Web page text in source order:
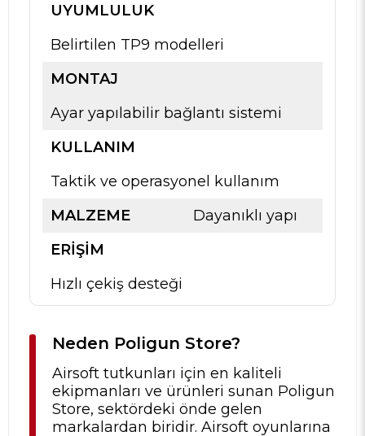
UYUMLULUK
Belirtilen TP9 modelleri
MONTAJ
Ayar yapılabilir bağlantı sistemi
KULLANIM
Taktik ve operasyonel kullanım
MALZEME
Dayanıklı yapı
ERIŞIM
Hızlı çekiş desteği
Neden Poligun Store?
Airsoft tutkunları için en kaliteli
ekipmanları ve ürünleri sunan Poligun
Store, sektördeki önde gelen
markalardan biridir. Airsoft oyunlarına